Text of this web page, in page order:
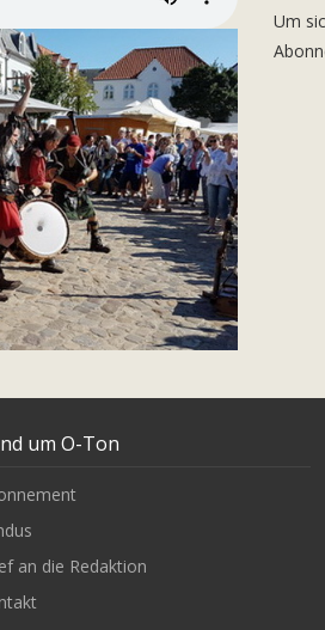
Um
um O-Ton
an die Redaktion